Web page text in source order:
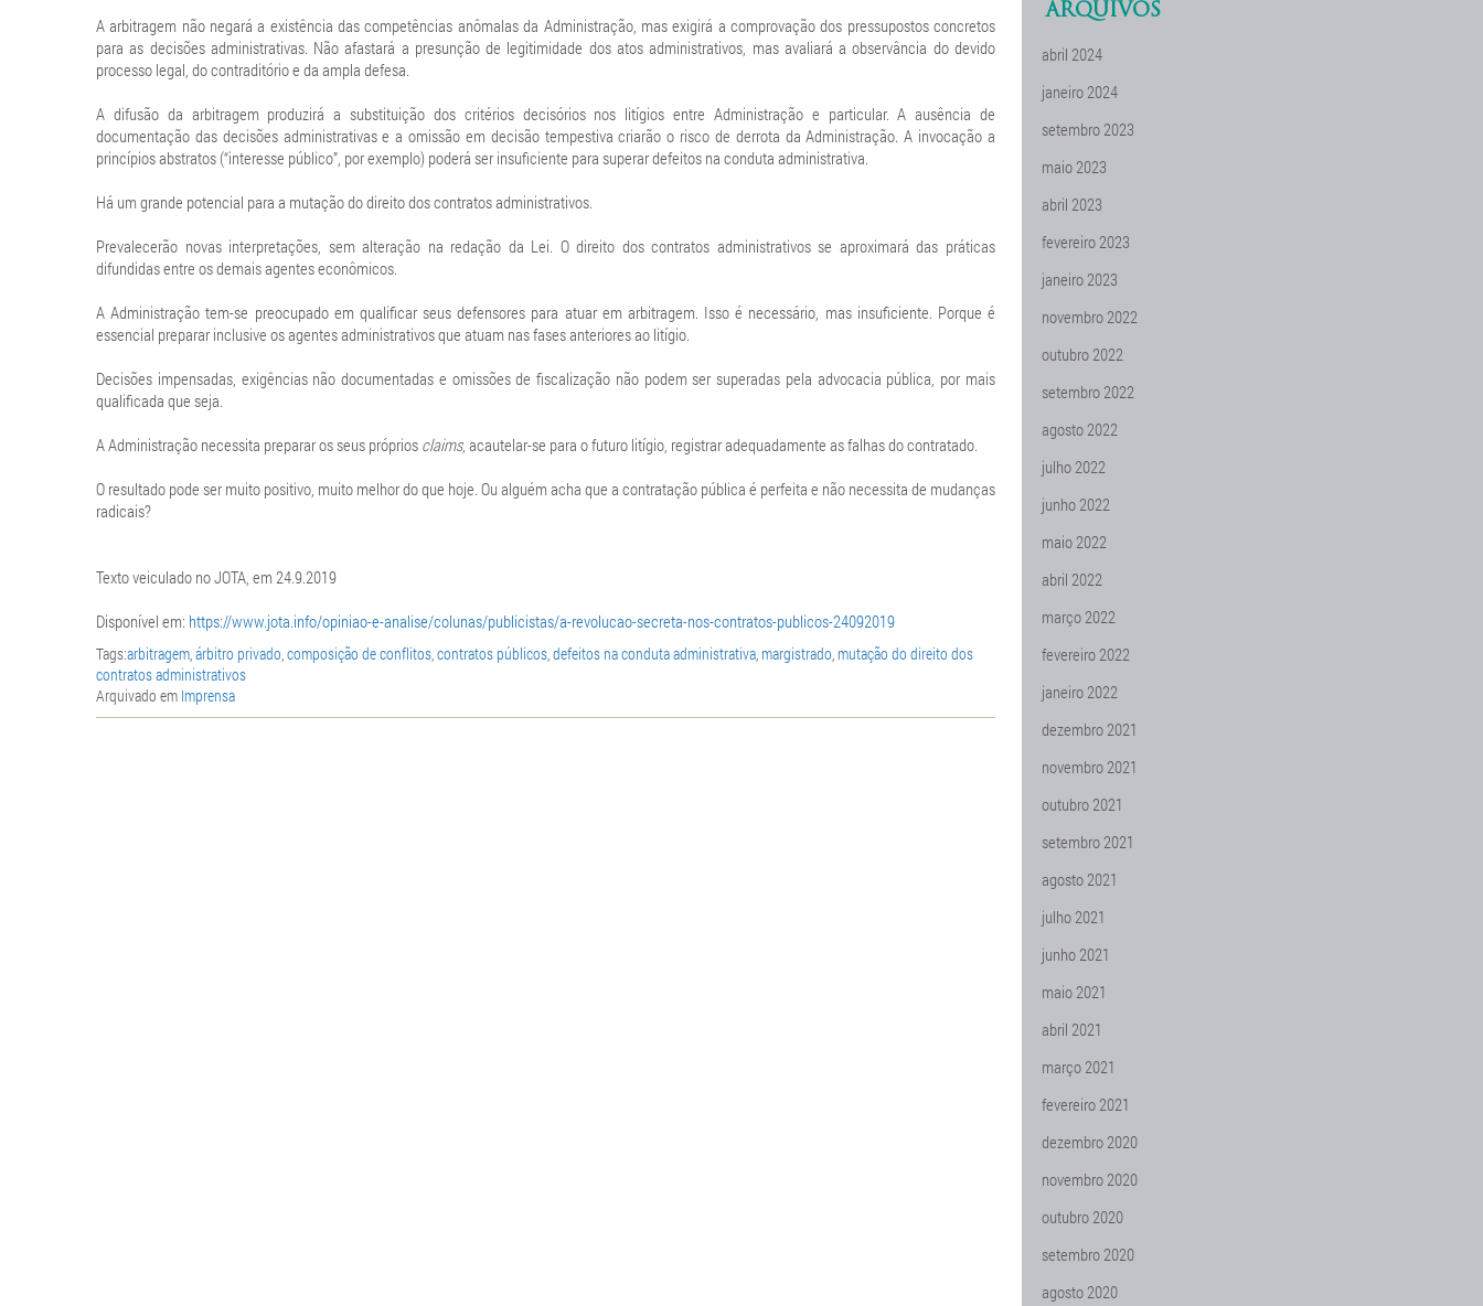
A arbitragem não negará a existência das competências anômalas da Administração, mas exigirá a comprovação dos pressupostos concretos
para as decisões administrativas. Não afastará a presunção de legitimidade dos atos administrativos, mas avaliará a observância do devido
processo legal, do contraditório e da ampla defesa.
A difusão da arbitragem produzirá a substituição dos critérios decisórios nos litígios entre Administração e particular. A ausência de
documentação das decisões administrativas e a omissão em decisão tempestiva criarão o risco de derrota da Administração. A invocação a
princípios abstratos (“interesse público”, por exemplo) poderá ser insuficiente para superar defeitos na conduta administrativa.
Há um grande potencial para a mutação do direito dos contratos administrativos.
Prevalecerão novas interpretações, sem alteração na redação da Lei. O direito dos contratos administrativos se aproximará das práticas
difundidas entre os demais agentes econômicos.
A Administração tem-se preocupado em qualificar seus defensores para atuar em arbitragem. Isso é necessário, mas insuficiente. Porque é
essencial preparar inclusive os agentes administrativos que atuam nas fases anteriores ao litígio.
Decisões impensadas, exigências não documentadas e omissões de fiscalização não podem ser superadas pela advocacia pública, por mais
qualificada que seja.
A Administração necessita preparar os seus próprios claims, acautelar-se para o futuro litígio, registrar adequadamente as falhas do contratado.
O resultado pode ser muito positivo, muito melhor do que hoje. Ou alguém acha que a contratação pública é perfeita e não necessita de mudanças
radicais?
Texto veiculado no JOTA, em 24.9.2019
Disponível em: https://www.jota.info/opiniao-e-analise/colunas/publicistas/a-revolucao-secreta-nos-contratos-publicos-24092019
Tags:arbitragem,árbitro privado,composição de conflitos,contratos públicos,defeitos na conduta administrativa, margistrado, mutação do direito dos
contratos administrativos
Arquivado em Imprensa
ARQUIVOS
abril 2024
janeiro 2024
setembro 2023
maio 2023
abril 2023
fevereiro 2023
janeiro 2023
novembro 2022
outubro 2022
setembro 2022
agosto 2022
julho 2022
junho 2022
maio 2022
abril 2022
março 2022
fevereiro 2022
janeiro 2022
dezembro 2021
novembro 2021
outubro 2021
setembro 2021
agosto 2021
julho 2021
junho 2021
maio 2021
abril 2021
março 2021
fevereiro 2021
dezembro 2020
novembro 2020
outubro 2020
setembro 2020
agosto 2020